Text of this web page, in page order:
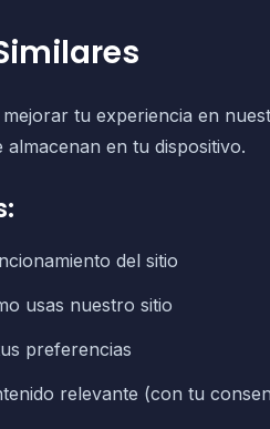
tu experiencia en
en tu dispositivo.
del sitio
usas nuestro sitio
preferencias
relevante (con tu